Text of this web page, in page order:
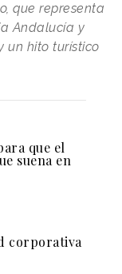
que representa
Andalucía y
un hito turístico
que el
suena en
corporativa